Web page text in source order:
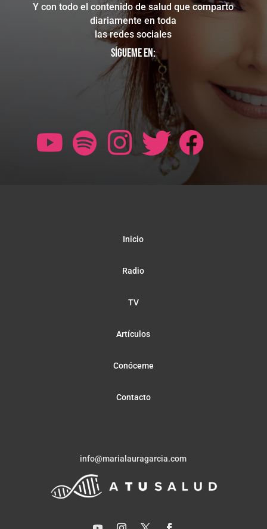
Y con todo el contenido de salud que comparto
diariamente en toda
las redes sociales
Sígueme en:
Inicio
Radio
TV
Artículos
Conóceme
Contacto
info@marialauragarcia.com